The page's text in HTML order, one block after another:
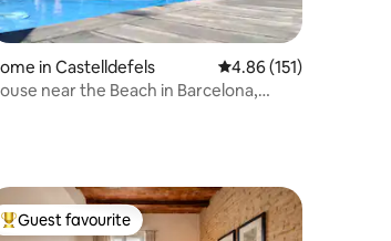
rating, 239 reviews
in Castelldefels 4.86 out of 5 average
4.86 (151)
near the Beach in Barcelona,
Top guest favourite
Guest favourite